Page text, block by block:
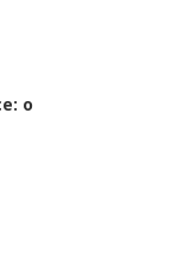
o